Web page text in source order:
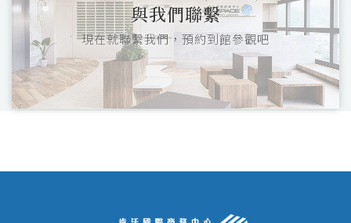
與我們聯繫
現在就聯繫我們，預約到館參觀吧